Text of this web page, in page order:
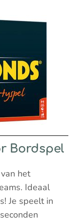
Bordspel
het
Ideaal
Je speelt in